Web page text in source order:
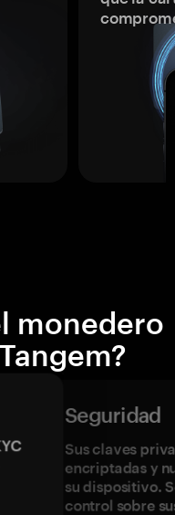
monedero
Seguridad
Sus claves
encriptadas y
su dispositivo.
control sobre